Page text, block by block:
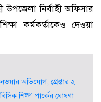
নির্বাহী অফিসার
কর্মকর্তাকেও দেওয়া
অভিযোগ, গ্রেপ্তার ২
শিল্প পার্কের ঘোষণা